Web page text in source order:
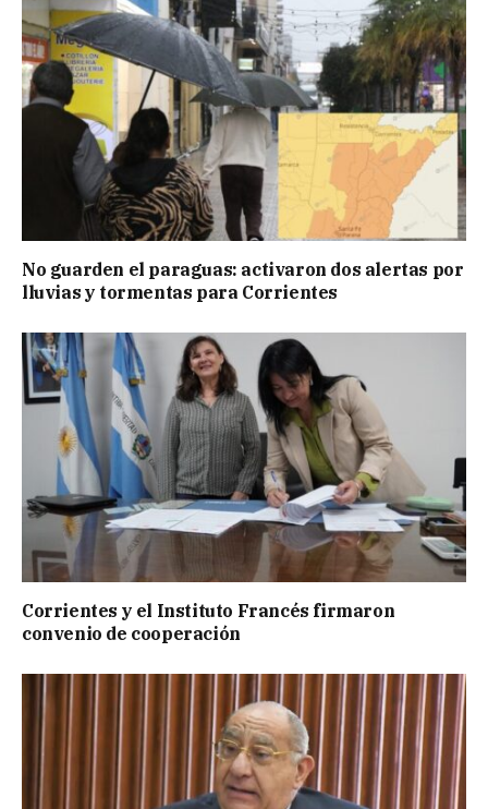
No guarden el paraguas: activaron dos alertas por
lluvias y tormentas para Corrientes
Corrientes y el Instituto Francés firmaron
convenio de cooperación